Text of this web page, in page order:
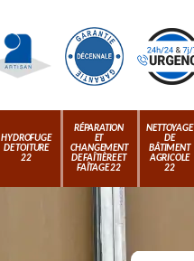
HYDROFUGE
DE TOITURE
22
RÉPARATION
ET
CHANGEMENT
DE FAÎTIÈRE ET
FAÎTAGE 22
NETTOYAGE
DE
BÂTIMENT
AGRICOLE
22